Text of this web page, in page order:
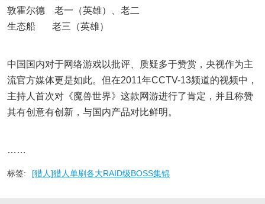
敦霍尔德 老一（英雄）、老二
生态船 老三（英雄）
中国国内对于网络游戏以批评、质疑多于赞赏，央视作为主
流官方媒体更是如此。但在2011年CCTV-13频道的视频中，
主持人首次对《魔兽世界》这款网游进行了肯定，并且称赞
其有创意有创新，与国内产品对比鲜明。
……
标签: [猎人]猎人单刷各大RAID级BOSS集锦